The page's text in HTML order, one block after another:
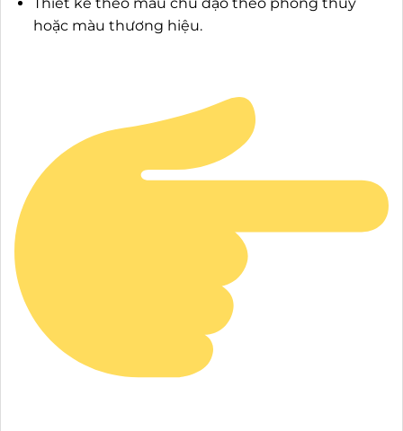
Thiết kế theo màu chủ đạo theo phong thủy
hoặc màu thương hiệu.